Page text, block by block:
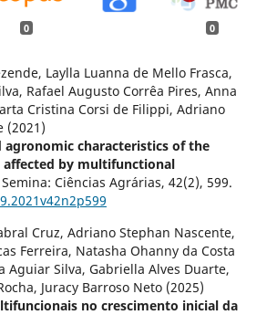
0 0
Laylla Luanna de Mello Frasca,
Rafael Augusto Corrêa Pires, Anna
Cristina Corsi de Filippi, Adriano
(2021)
agronomic characteristics of the
affected by multifunctional
Semina: Ciências Agrárias, 42(2), 599.
Cruz, Adriano Stephan Nascente,
Ferreira, Natasha Ohanny da Costa
Aguiar Silva, Gabriella Alves Duarte,
Juracy Barroso Neto (2025)
no crescimento inicial da